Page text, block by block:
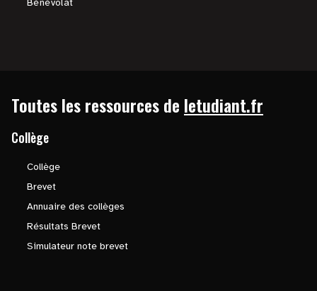
Bénévolat
Toutes les ressources de letudiant.fr
Collège
Collège
Brevet
Annuaire des collèges
Résultats Brevet
Simulateur note brevet